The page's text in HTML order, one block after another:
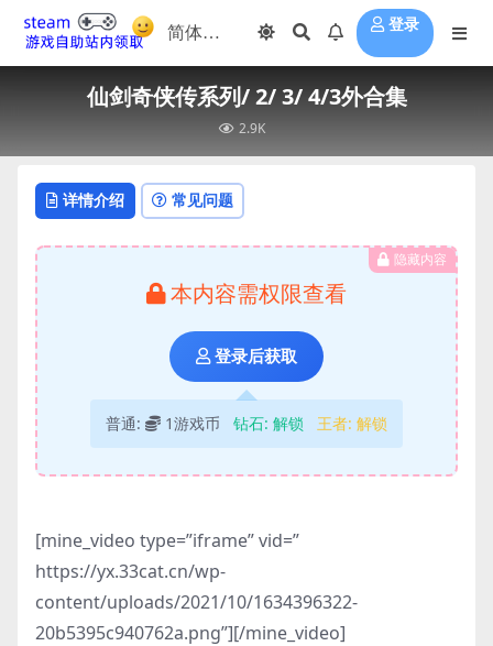
登录
仙剑奇侠传系列/ 2/ 3/ 4/3外合集
2.9K
详情介绍 常见问题
隐藏内容
本内容需权限查看
登录后获取
普通: 1游戏币 钻石: 解锁 王者: 解锁
[mine_video type=”iframe” vid=”
https://yx.33cat.cn/wp-
content/uploads/2021/10/1634396322-
20b5395c940762a.png”][/mine_video]